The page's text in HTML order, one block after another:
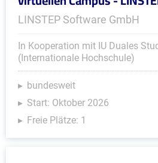
LINSTEP Software GmbH
In Kooperation mit IU Duales
(Internationale Hochschule)
bundesweit
Start: Oktober 2026
Freie Plätze: 1